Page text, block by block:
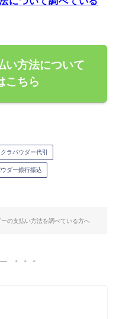
い方法について
こちら
ラパウダー代引
ダー銀行振込
の支払い方法を調べている方へ